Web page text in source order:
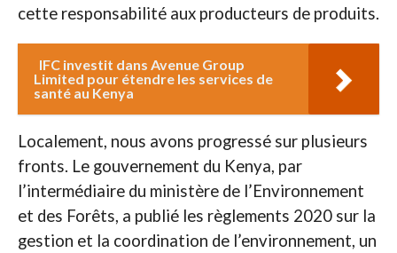
cette responsabilité aux producteurs de produits.
IFC investit dans Avenue Group
Limited pour étendre les services de
santé au Kenya
Localement, nous avons progressé sur plusieurs
fronts. Le gouvernement du Kenya, par
l’intermédiaire du ministère de l’Environnement
et des Forêts, a publié les règlements 2020 sur la
gestion et la coordination de l’environnement, un